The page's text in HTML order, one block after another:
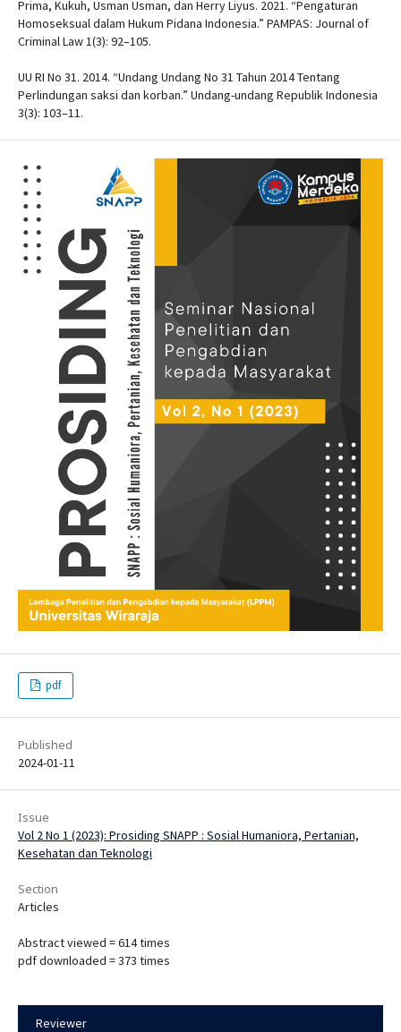
Prima, Kukuh, Usman Usman, dan Herry Liyus. 2021. “Pengaturan
Homoseksual dalam Hukum Pidana Indonesia.” PAMPAS: Journal of
Criminal Law 1(3): 92–105.
UU RI No 31. 2014. “Undang Undang No 31 Tahun 2014 Tentang
Perlindungan saksi dan korban.” Undang-undang Republik Indonesia
3(3): 103–11.
pdf
Published
2024-01-11
Issue
Vol 2 No 1 (2023): Prosiding SNAPP : Sosial Humaniora, Pertanian,
Kesehatan dan Teknologi
Section
Articles
Abstract viewed = 614 times
pdf downloaded = 373 times
Reviewer